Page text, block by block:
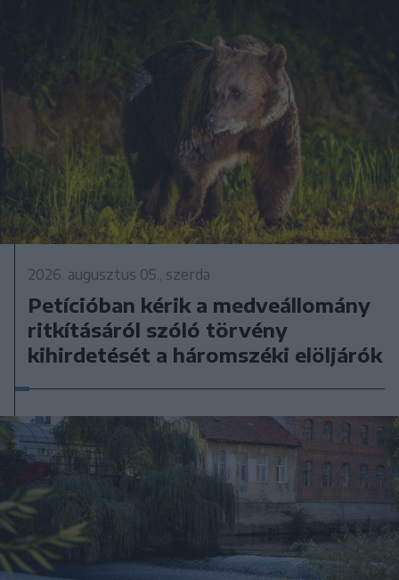
2026. augusztus 05., szerda
Petícióban kérik a medveállomány
ritkításáról szóló törvény
kihirdetését a háromszéki elöljárók